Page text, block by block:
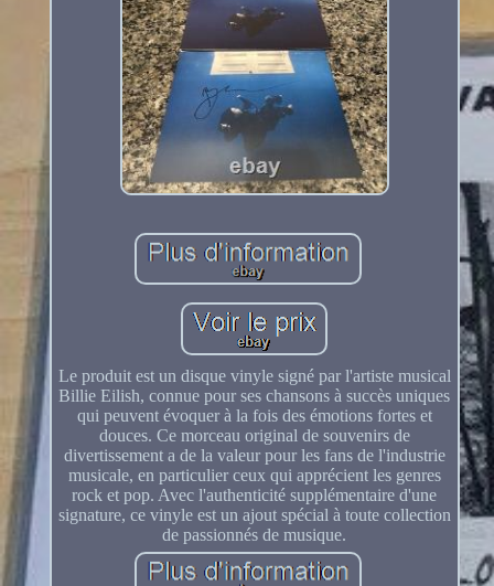
Le produit est un disque vinyle signé par l'artiste musical
Billie Eilish, connue pour ses chansons à succès uniques
qui peuvent évoquer à la fois des émotions fortes et
douces. Ce morceau original de souvenirs de
divertissement a de la valeur pour les fans de l'industrie
musicale, en particulier ceux qui apprécient les genres
rock et pop. Avec l'authenticité supplémentaire d'une
signature, ce vinyle est un ajout spécial à toute collection
de passionnés de musique.